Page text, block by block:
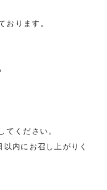
おります。
ください。
内にお召し上がりく